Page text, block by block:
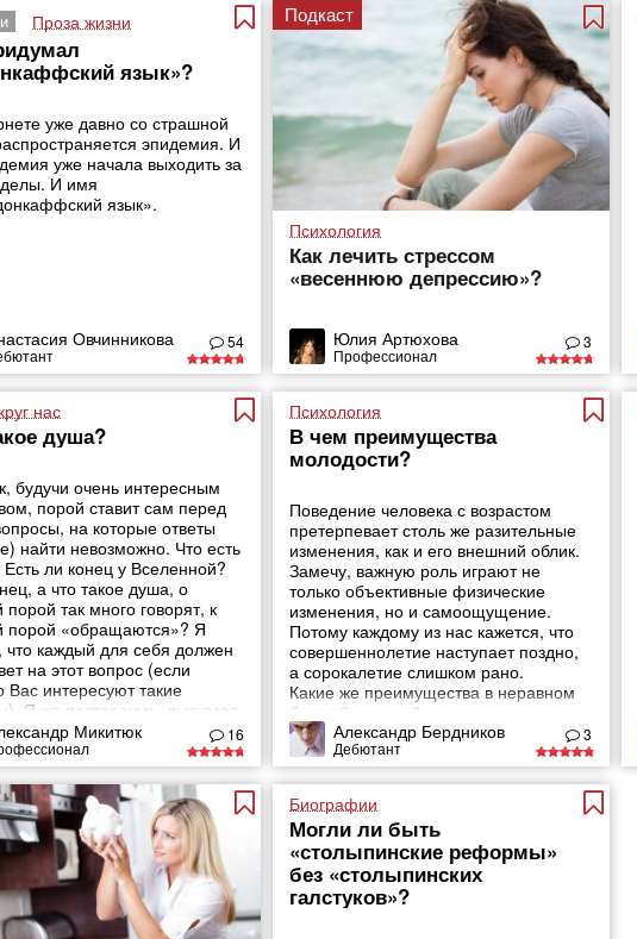
Проза жизни
язык»?
уже давно со страшной
эпидемия. И
уже начала выходить за
И имя
язык».
Овчинникова 54
Подкаст
Психология
Как лечить стрессом
«весеннюю депрессию»?
Юлия Артюхова
Профессионал
3
нас
душа?
будучи очень интересным
порой ставит сам перед
на которые ответы
найти невозможно. Что есть
ли конец у Вселенной?
а что такое душа, о
порой так много говорят, к
порой «обращаются»? Я
что каждый для себя должен
на этот вопрос (если
Вас интересуют такие
Я же постараюсь, высказав
по этому поводу, просто
Вас
Микитюк 16
Психология
В чем преимущества
молодости?
Поведение человека с возрастом
претерпевает столь же разительные
изменения, как и его внешний облик.
Замечу, важную роль играют не
только объективные физические
изменения, но и самоощущение.
Потому каждому из нас кажется, что
совершеннолетие наступает поздно,
а сорокалетие слишком рано.
Какие же преимущества в неравном
бою с биологией имеет человек, пока
он молод? Вот пятерка тех
возрастных отличий, которые служат
форой всем юным покорителям
Александр Бердников
Дебютант
3
Биографии
Могли ли быть
«столыпинские реформы»
без «столыпинских
галстуков»?